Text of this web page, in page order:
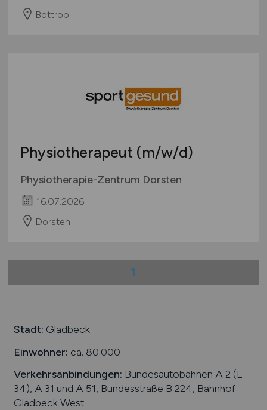
Bottrop
Physiotherapeut (m/w/d)
Physiotherapie-Zentrum Dorsten
16.07.2026
Dorsten
1
Stadt: Gladbeck
Einwohner: ca. 80.000
Verkehrsanbindungen: Bundesautobahnen A 2 (E
34), A 31 und A 51, Bundesstraße B 224, Bahnhof
Gladbeck West